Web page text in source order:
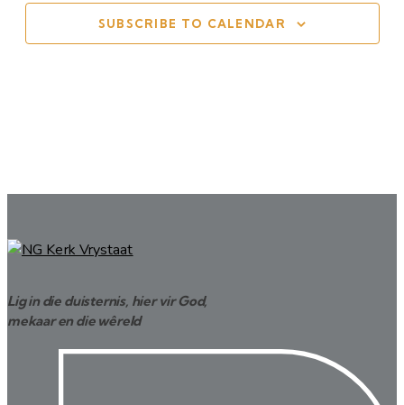
SUBSCRIBE TO CALENDAR
Lig in die duisternis, hier vir God,
mekaar en die wêreld